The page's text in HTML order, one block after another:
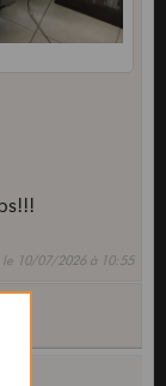
le 10/07/2026 à 10:55